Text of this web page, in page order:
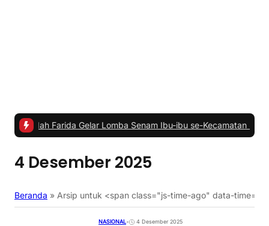
Gelar Lomba Senam Ibu-ibu se-Kecamatan Sukamakmur
4 Desember 2025
Beranda » Arsip untuk <span class="js-time-ago" data-
NASIONAL• 4 Desember 2025